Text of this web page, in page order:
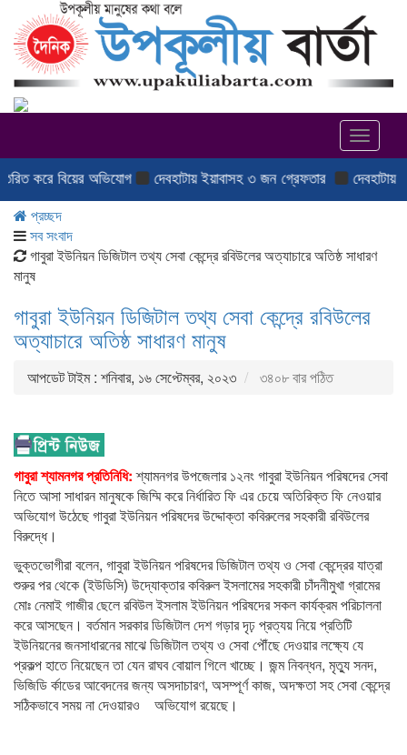
Toggle
অভিযোগ দেবহাটায় ইয়াবাসহ ৩ জন গ্রেফতার দেবহাটায় ক্যাপ্টেন
প্রচ্ছদ
সব সংবাদ
গাবুরা ইউনিয়ন ডিজিটাল তথ্য সেবা কেন্দ্রে রবিউলের অত্যাচারে অতিষ্ঠ সাধারণ
মানুষ
গাবুরা ইউনিয়ন ডিজিটাল তথ্য সেবা কেন্দ্রে রবিউলের
অত্যাচারে অতিষ্ঠ সাধারণ মানুষ
আপডেট টাইম : শনিবার, ১৬ সেপ্টেম্বর, ২০২৩ ৩৪০৮ বার পঠিত
গাবুরা শ্যামনগর প্রতিনিধি:শ্যামনগর উপজেলার ১২নং গাবুরা ইউনিয়ন পরিষদের সেবা
নিতে আসা সাধারন মানুষকে জিম্মি করে নির্ধারিত ফি এর চেয়ে অতিরিক্ত ফি নেওয়ার
অভিযোগ উঠেছে গাবুরা ইউনিয়ন পরিষদের উদ্দোক্তা কবিরুলের সহকারী রবিউলের
বিরুদ্ধে।
ভুক্তভোগীরা বলেন, গাবুরা ইউনিয়ন পরিষদের ডিজিটাল তথ্য ও সেবা কেন্দ্রের যাত্রা
শুরুর পর থেকে (ইউডিসি) উদ্যোক্তার কবিরুল ইসলামের সহকারী চাঁদনীমুখা গ্রামের
মোঃ নেমাই গাজীর ছেলে রবিউল ইসলাম ইউনিয়ন পরিষদের সকল কার্যক্রম পরিচালনা
করে আসছেন। বর্তমান সরকার ডিজিটাল দেশ গড়ার দৃঢ় প্রত্যয় নিয়ে প্রতিটি
ইউনিয়নের জনসাধারনের মাঝে ডিজিটাল তথ্য ও সেবা পৌঁছে দেওয়ার লক্ষ্যে যে
প্রকল্প হাতে নিয়েছেন তা যেন রাঘব বোয়াল গিলে খাচ্ছে। জন্ম নিবন্ধন, মৃত্যু সনদ,
ভিজিডি র্কাডের আবেদনের জন্য অসদাচারণ, অসম্পূর্ণ কাজ, অদক্ষতা সহ সেবা কেন্দ্রে
সঠিকভাবে সময় না দেওয়ারও অভিযোগ রয়েছে।